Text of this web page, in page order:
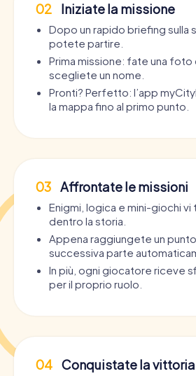
02 Iniziate la missione
Dopo un rapido briefing sulla
potete partire.
Prima missione: fate una foto
scegliete un nome.
Pronti? Perfetto: l’app
la mappa fino al primo punto.
03 Affrontate le missioni
Enigmi, logica e mini-giochi vi
dentro la storia.
Appena raggiungete un
successiva parte
In più, ogni giocatore riceve
per il proprio ruolo.
04 Conquistate la vittoria